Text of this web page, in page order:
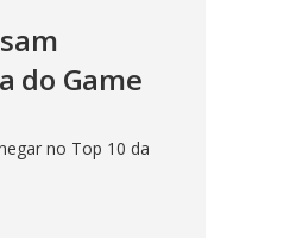
do Game
no Top 10 da